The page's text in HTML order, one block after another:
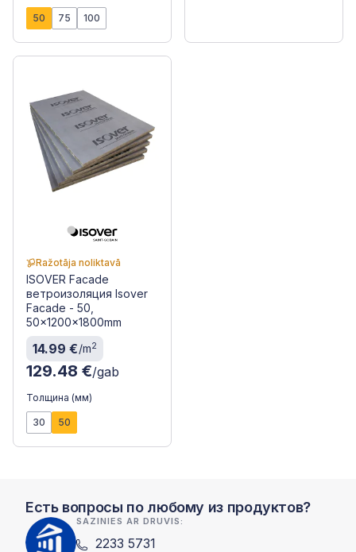
50 75 100
Ražotāja noliktavā
ISOVER Facade
ветроизоляция Isover
Facade - 50,
50x1200x1800mm
14.99 €/m2
129.48 €/gab
Толщина (мм)
30 50
Есть вопросы по любому из продуктов?
SAZINIES AR DRUVIS:
2233 5731